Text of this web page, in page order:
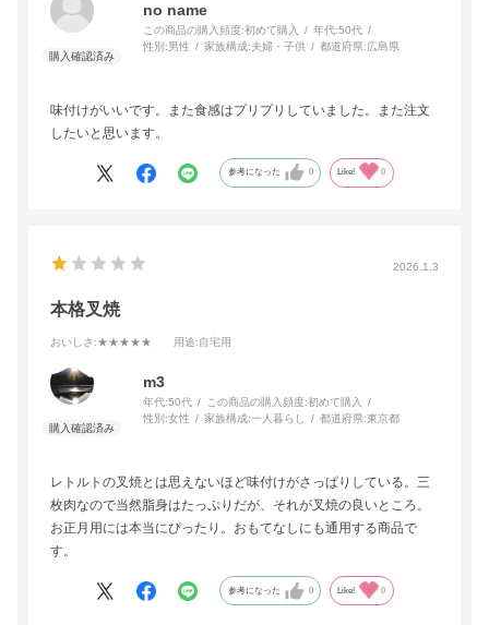
no name
この商品の購入頻度:初めて購入 年代:50代
性別:男性 家族構成:夫婦・子供 都道府県:広島県
味付けがいいです。また食感はプリプリしていました。また注文
したいと思います。
参考になった 0 Like! 0
2026.1.3
本格叉焼
おいしさ :★★★★★ 用途:自宅用
m3
年代:50代 この商品の購入頻度:初めて購入
性別:女性 家族構成:一人暮らし 都道府県:東京都
レトルトの叉焼とは思えないほど味付けがさっぱりしている。三
枚肉なので当然脂身はたっぷりだが、それが叉焼の良いところ。
お正月用には本当にぴったり。おもてなしにも通用する商品で
す。
参考になった 0 Like! 0